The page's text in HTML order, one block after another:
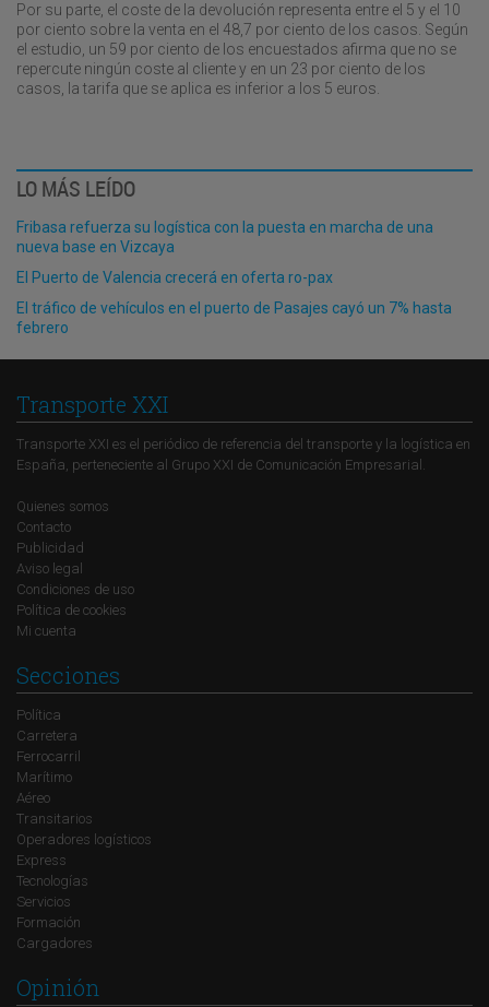
Por su parte, el coste de la devolución representa entre el 5 y el 10
por ciento sobre la venta en el 48,7 por ciento de los casos. Según
el estudio, un 59 por ciento de los encuestados afirma que no se
repercute ningún coste al cliente y en un 23 por ciento de los
casos, la tarifa que se aplica es inferior a los 5 euros.
LO MÁS LEÍDO
Fribasa refuerza su logística con la puesta en marcha de una
nueva base en Vizcaya
El Puerto de Valencia crecerá en oferta ro-pax
El tráfico de vehículos en el puerto de Pasajes cayó un 7% hasta
febrero
Transporte XXI
Transporte XXI es el periódico de referencia del transporte y la logística en
España, perteneciente al Grupo XXI de Comunicación Empresarial.
Quienes somos
Contacto
Publicidad
Aviso legal
Condiciones de uso
Política de cookies
Mi cuenta
Secciones
Política
Carretera
Ferrocarril
Marítimo
Aéreo
Transitarios
Operadores logísticos
Express
Tecnologías
Servicios
Formación
Cargadores
Opinión